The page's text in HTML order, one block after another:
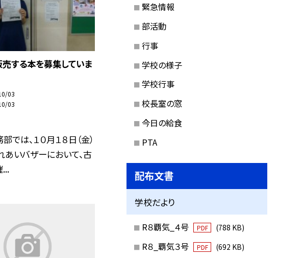
する本を募集していま
03
03
では、１０月１８日（金）
あいバザーにおいて、古
緊急情報
部活動
行事
学校の様子
学校行事
校長室の窓
今日の給食
PTA
配布文書
学校だより
R８覇気_４号 PDF (788 KB)
R８_覇気３号 PDF (692 KB)